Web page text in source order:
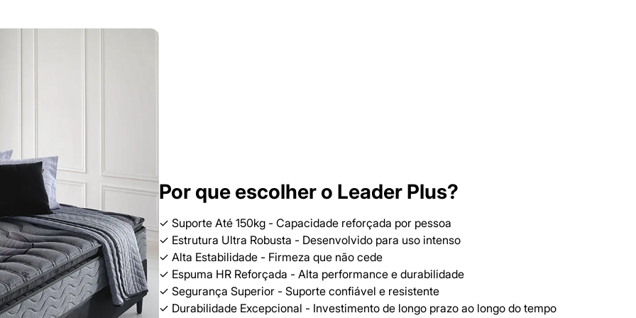
Por que escolher o Leader Plus?
✓ Suporte Até 150kg - Capacidade reforçada por pessoa
✓ Estrutura Ultra Robusta - Desenvolvido para uso intenso
✓ Alta Estabilidade - Firmeza que não cede
✓ Espuma HR Reforçada - Alta performance e durabilidade
✓ Segurança Superior - Suporte confiável e resistente
✓ Durabilidade Excepcional - Investimento de longo prazo ao longo do tempo